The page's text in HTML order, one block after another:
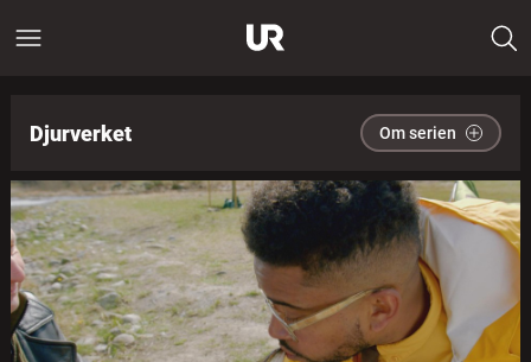
Djurverket Om serien